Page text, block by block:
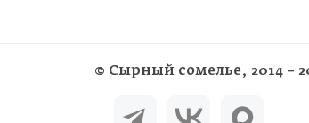
© Сырный сомелье, 2014 –